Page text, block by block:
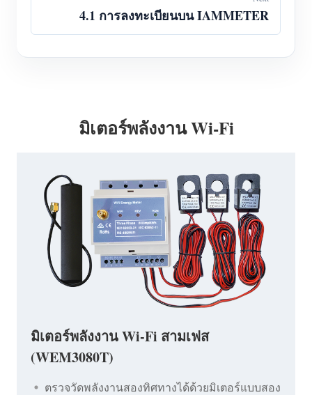
4.1 การลงทะเบียนบน IAMMETER
มิเตอร์พลังงาน Wi-Fi
มิเตอร์พลังงาน Wi-Fi สามเฟส
(WEM3080T)
ตรวจวัดพลังงานสองทิศทางได้ด้วยมิเตอร์แบบสอง